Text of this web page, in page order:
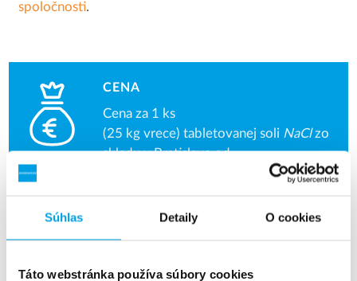
Súhlas Detaily O cookies
Táto webstránka používa súbory cookies
spoločnosti.
CENA
Cena za 1 ks
(25 kg vrece) tabletovanej soli NaClzo
skladu v Bratislave od
bez DPH.
Pri objednávke tabletovanej soli od